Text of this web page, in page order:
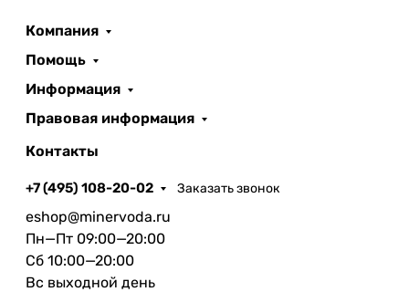
Компания
Помощь
Информация
Правовая информация
Контакты
+7 (495) 108-20-02 Заказать звонок
eshop@minervoda.ru
Пн—Пт 09:00—20:00
Сб 10:00—20:00
Вс выходной день